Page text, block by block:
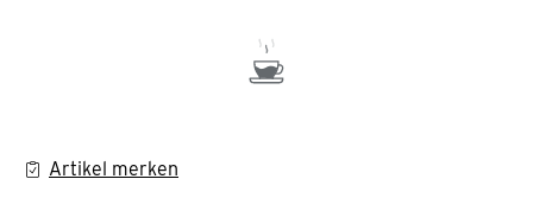
Artikel merken